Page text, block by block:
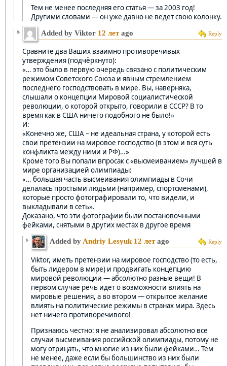
Тем не менее последняя его статья — за 2003 год!
Другими словами — он уже давно не ведет свою колонку.
Reply
Added by Viktor 12 летago
Сравните два Ваших взаимно противоречивых
утверждения (подчёркнуто):
«… это было в первую очередь связано с политическим
режимом Советского Союза и явным стремлением
последнего господствовать в мире. Вы, наверняка,
слышали о концепции Мировой социалистической
революции, о которой открыто, говорили в СССР? В то
время как в США ничего подобного не было!»
И:
«Конечно же, США – не идеальная страна, у которой есть
свои претензии на мировое господство (в этом и вся суть
конфликта между ними и РФ)…»
Кроме того Вы попали впросак с «высмеиванием» лучшей в
мире организацией олимпиады:
«… большая часть высмеивания олимпиады в Сочи
делалась простыми людьми (например, спортсменами),
которые просто фотографировали то, что видели, и
выкладывали в сеть».
Доказано, что эти фотографии были постановочными
фейками, снятыми в других местах в другое время
Reply
Added byAndriy Lesyuk 12 летago
Viktor, иметь претензии на мировое господство (то есть,
быть лидером в мире) и продвигать концепцию
мировой революции — абсолютно разные вещи! В
первом случае речь идет о возможности влиять на
мировые решения, а во втором — открытое желание
влиять на политические режимы в странах мира. Здесь
нет ничего противоречивого!
Признаюсь честно: я не анализировал абсолютно все
случаи высмеивания российской олимпиады, потому не
могу отрицать, что многие из них были фейками… Тем
не менее, даже если бы большинство из них были